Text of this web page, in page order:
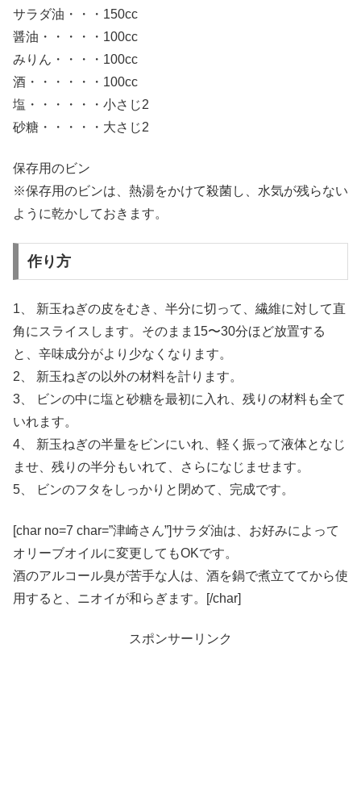
サラダ油・・・150cc
醤油・・・・・100cc
みりん・・・・100cc
酒・・・・・・100cc
塩・・・・・・小さじ2
砂糖・・・・・大さじ2
保存用のビン
※保存用のビンは、熱湯をかけて殺菌し、水気が残らない
ように乾かしておきます。
作り方
1、 新玉ねぎの皮をむき、半分に切って、繊維に対して直
角にスライスします。そのまま15〜30分ほど放置する
と、辛味成分がより少なくなります。
2、 新玉ねぎの以外の材料を計ります。
3、 ビンの中に塩と砂糖を最初に入れ、残りの材料も全て
いれます。
4、 新玉ねぎの半量をビンにいれ、軽く振って液体となじ
ませ、残りの半分もいれて、さらになじませます。
5、 ビンのフタをしっかりと閉めて、完成です。
[char no=7 char=”津崎さん”]サラダ油は、お好みによって
オリーブオイルに変更してもOKです。
酒のアルコール臭が苦手な人は、酒を鍋で煮立ててから使
用すると、ニオイが和らぎます。[/char]
スポンサーリンク